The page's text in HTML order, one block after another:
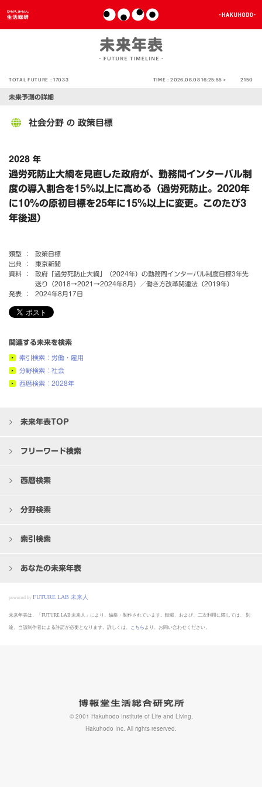
TOTAL FUTURE :17033 TIME :2026.08.08 16:25:55 > 2150
未来予測の詳細
社会分野 の 政策目標
2028 年
過労死防止大綱を見直した政府が、勤務間インターバル制
度の導入割合を15％以上に高める（過労死防止。2020年
に10％の原初目標を25年に15％以上に変更。このたび3
年後退）
類型 ：
政策目標
出典 ：
東京新聞
資料 ：
政府「過労死防止大綱」（2024年）の勤務間インターバル制度目標3年先
送り（2018→2021→2024年8月）／働き方改革関連法（2019年）
発表 ：
2024年8月17日
関連する未来を検索
索引検索：労働・雇用
分野検索：社会
西暦検索：2028年
未来年表TOP
フリーワード検索
西暦検索
分野検索
索引検索
あなたの未来年表
未来年表は、「FUTURE LAB 未来人」により、編集・制作されています。転載、および、二次利用に際しては、 別
途、当該制作者による許諾が必要となります。詳しくは、 こちら より、お問い合わせください。
powered by FUTURE LAB 未来人
© 2001 Hakuhodo Institute of Life and Living,
Hakuhodo Inc. All rights reserved.